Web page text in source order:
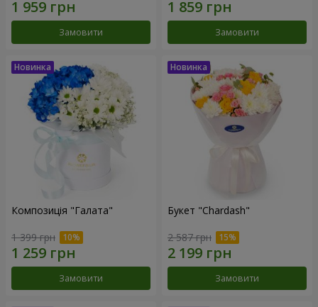
Замовити Замовити
Композиція "Галата"
1 399 грн
Замовити
Букет "Chardash"
2 587 грн
Замовити